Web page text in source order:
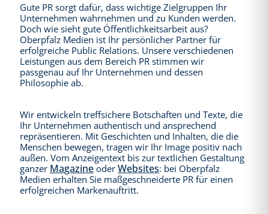
Gute PR sorgt dafür, dass wichtige Zielgruppen Ihr
Unternehmen wahrnehmen und zu Kunden werden.
Doch wie sieht gute Öffentlichkeitsarbeit aus?
Oberpfalz Medien ist Ihr persönlicher Partner für
erfolgreiche Public Relations. Unsere verschiedenen
Leistungen aus dem Bereich PR stimmen wir
passgenau auf Ihr Unternehmen und dessen
Philosophie ab.
Wir entwickeln treffsichere Botschaften und Texte, die
Ihr Unternehmen authentisch und ansprechend
repräsentieren. Mit Geschichten und Inhalten, die die
Menschen bewegen, tragen wir Ihr Image positiv nach
außen. Vom Anzeigentext bis zur textlichen Gestaltung
ganzer Magazine oder Websites: bei Oberpfalz
Medien erhalten Sie maßgeschneiderte PR für einen
erfolgreichen Markenauftritt.